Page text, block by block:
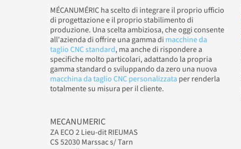
MÉCANUMÉRIC ha scelto di integrare il proprio ufficio
di progettazione e il proprio stabilimento di
produzione. Una scelta ambiziosa, che oggi consente
all'azienda di offrire una gamma di macchine da
taglio CNC standard, ma anche di rispondere a
specifiche molto particolari, adattando la propria
gamma standard o sviluppando da zero una nuova
macchina da taglio CNC personalizzata per renderla
totalmente su misura per il cliente.
MECANUMERIC
ZA ECO 2 Lieu-dit RIEUMAS
CS 52030 Marssac s/ Tarn